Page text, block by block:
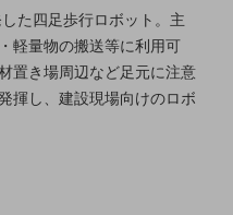
た四足歩行ロボット。主
軽量物の搬送等に利用可
置き場周辺など足元に注意
揮し、建設現場向けのロボ